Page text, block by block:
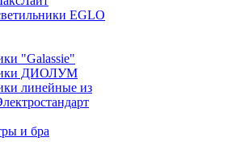
EGLO
"Galassie"
ДИОЛУМ
линейные из
и бра